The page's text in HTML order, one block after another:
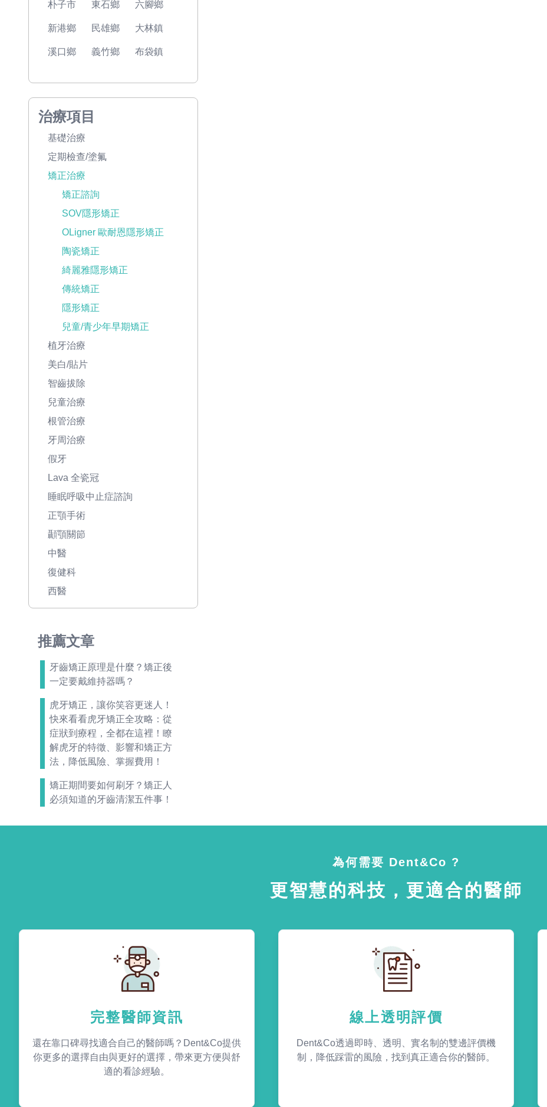
朴子市 東石鄉 六腳鄉
新港鄉 民雄鄉 大林鎮
溪口鄉 義竹鄉 布袋鎮
治療項目
基礎治療
定期檢查/塗氟
矯正治療
矯正諮詢
SOV隱形矯正
OLigner 歐耐恩隱形矯正
陶瓷矯正
綺麗雅隱形矯正
傳統矯正
隱形矯正
兒童/青少年早期矯正
植牙治療
美白/貼片
智齒拔除
兒童治療
根管治療
牙周治療
假牙
Lava 全瓷冠
睡眠呼吸中止症諮詢
正顎手術
顳顎關節
中醫
復健科
西醫
推薦文章
牙齒矯正原理是什麼？矯正後
一定要戴維持器嗎？
虎牙矯正，讓你笑容更迷人！
快來看看虎牙矯正全攻略：從
症狀到療程，全都在這裡！瞭
解虎牙的特徵、影響和矯正方
法，降低風險、掌握費用！
矯正期間要如何刷牙？矯正人
必須知道的牙齒清潔五件事！
為何需要 Dent&Co ?
更智慧的科技，更適合的醫師
完整醫師資訊
還在靠口碑尋找適合自己的醫師嗎？Dent&Co提供
你更多的選擇自由與更好的選擇，帶來更方便與舒
適的看診經驗。
線上透明評價
Dent&Co透過即時、透明、實名制的雙邊評價機
制，降低踩雷的風險，找到真正適合你的醫師。